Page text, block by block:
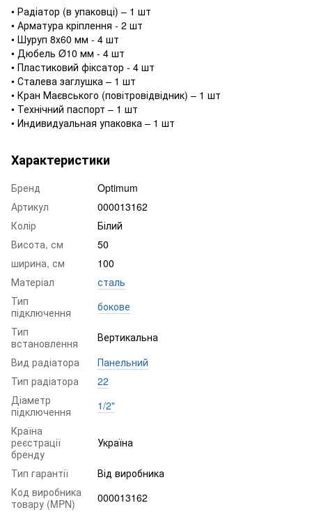
• Радіатор (в упаковці) – 1 шт
• Арматура кріплення ‐ 2 шт
• Шуруп 8х60 мм ‐ 4 шт
• Дюбель Ø10 мм ‐ 4 шт
• Пластиковий фіксатор ‐ 4 шт
• Сталева заглушка – 1 шт
• Кран Маєвського (повітровідвідник) – 1 шт
• Технічний паспорт – 1 шт
• Индивидуальная упаковка – 1 шт
Характеристики
Бренд
Optimum
Артикул
000013162
Колір
Білий
Висота, см
50
ширина, см
100
Матеріал
сталь
Тип
підключення
бокове
Тип
встановлення
Вертикальна
Вид радіатора
Панельний
Тип радіатора
22
Діаметр
підключення
1/2"
Країна
реєстрації
бренду
Україна
Тип гарантії
Від виробника
Код виробника
товару (MPN)
000013162